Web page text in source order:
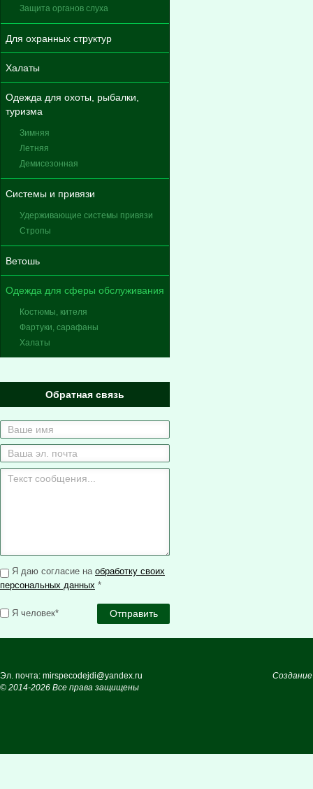
Защита органов слуха
Для охранных структур
Халаты
Одежда для охоты, рыбалки,
туризма
Зимняя
Летняя
Демисезонная
Системы и привязи
Удерживающие системы привязи
Стропы
Ветошь
Одежда для сферы обслуживания
Костюмы, кителя
Фартуки, сарафаны
Халаты
Обратная связь
Я даю согласие на обработку своих
персональных данных *
Я человек*
Эл. почта: mirspecodejdi@yandex.ru
© 2014-2026 Все права защищены